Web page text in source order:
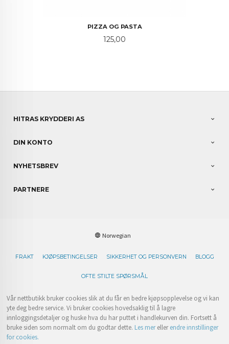
PIZZA OG PASTA
Pris
125,00
HITRAS KRYDDERI AS
DIN KONTO
NYHETSBREV
PARTNERE
Norwegian
FRAKT KJØPSBETINGELSER SIKKERHET OG PERSONVERN BLOGG
OFTE STILTE SPØRSMÅL
Vår nettbutikk bruker cookies slik at du får en bedre kjøpsopplevelse og vi kan
yte deg bedre service. Vi bruker cookies hovedsaklig til å lagre
innloggingsdetaljer og huske hva du har puttet i handlekurven din. Fortsett å
bruke siden som normalt om du godtar dette. Les merellerendre innstillinger
for cookies.